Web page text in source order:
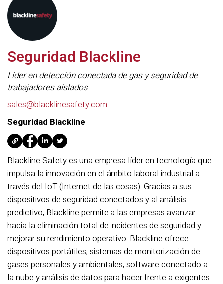
Seguridad Blackline
Líder en detección conectada de gas y seguridad de
trabajadores aislados
sales@blacklinesafety.com
Seguridad Blackline
Blackline Safety es una empresa líder en tecnología que
impulsa la innovación en el ámbito laboral industrial a
través del IoT (Internet de las cosas). Gracias a sus
dispositivos de seguridad conectados y al análisis
predictivo, Blackline permite a las empresas avanzar
hacia la eliminación total de incidentes de seguridad y
mejorar su rendimiento operativo. Blackline ofrece
dispositivos portátiles, sistemas de monitorización de
gases personales y ambientales, software conectado a
la nube y análisis de datos para hacer frente a exigentes